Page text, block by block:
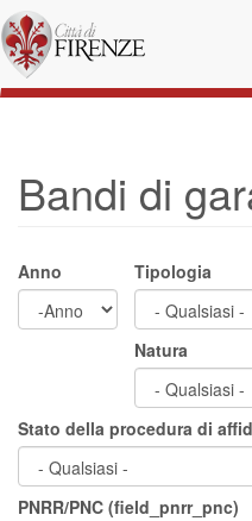
Salta al contenuto principale
Bandi di
Anno Tipologia
Natura
Stato della procedura di
PNRR/PNC (field_pnrr_pnc)